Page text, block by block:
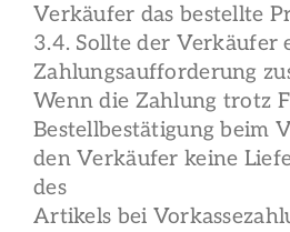
Verkäufer das bestellte
3.4. Sollte der Verkäufer
Zahlungsaufforderung
Wenn die Zahlung trotz
Bestellbestätigung beim
den Verkäufer keine
des
Artikels bei